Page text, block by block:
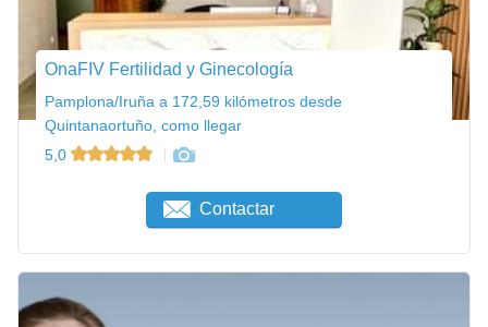
OnaFIV Fertilidad y Ginecología
Pamplona/Iruña a 172,59 kilómetros desde
Quintanaortuño, como llegar
5,0
Contactar